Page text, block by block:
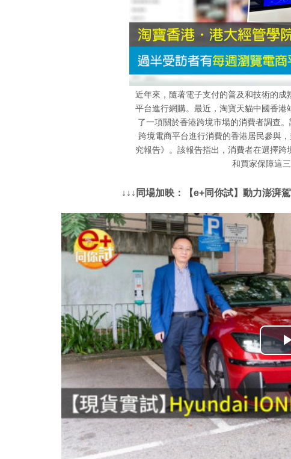
近年來，隨著電子支付的普及和技術的
平台進行網購。最近，淘寶天貓中國香
了一項關於香港跨境市場的消費者調查
跨境電商平台進行消費的香港居民參與
究報告》。該報告指出，消費者在選擇
和買家保障這三
↓↓↓同場加映：【e+同你試】動力澎湃